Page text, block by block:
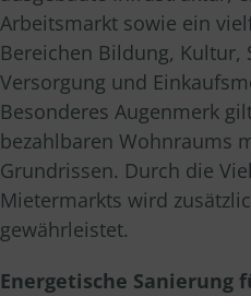
Arbeitsmarkt sowie ein
Bereichen Bildung, Kultur,
Versorgung und
Besonderes Augenmerk
bezahlbaren Wohnraums
Grundrissen. Durch die
Mietermarkts wird
gewährleistet.
Energetische Sanierung